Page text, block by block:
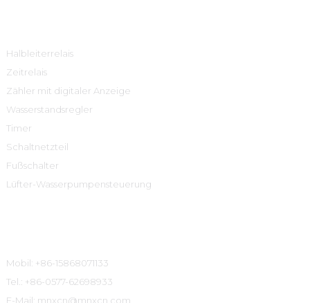
Halbleiterrelais
Zeitrelais
Zähler mit digitaler Anzeige
Wasserstandsregler
Timer
Schaltnetzteil
Fußschalter
Lüfter-Wasserpumpensteuerung
Mobil: +86-15868071133
Tel.: +86-0577-62698933
E-Mail: mnxcn@mnxcn.com